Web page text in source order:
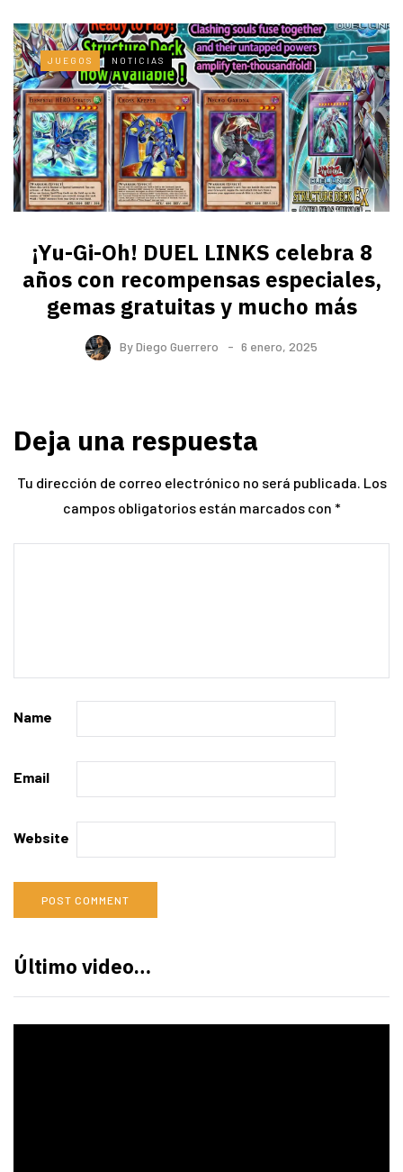
JUEGOS NOTICIAS
¡Yu-Gi-Oh! DUEL LINKS celebra 8
años con recompensas especiales,
gemas gratuitas y mucho más
ByDiego Guerrero 6 enero, 2025
Deja una respuesta
Tu dirección de correo electrónico no será publicada. Los
campos obligatorios están marcados con *
Name
Email
Website
Último video…